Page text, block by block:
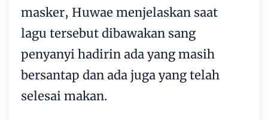
masker, Huwae menjelaskan saat
lagu tersebut dibawakan sang
penyanyi hadirin ada yang masih
bersantap dan ada juga yang telah
selesai makan.